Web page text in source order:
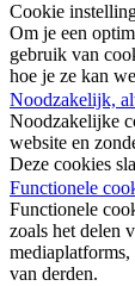
Cookie
Om je een
gebruik van
hoe je ze kan
Noodzakelijk,
Noodzakelijke
website en
Deze cookies
Functionele
Functionele
zoals het delen
mediaplatforms,
van derden.